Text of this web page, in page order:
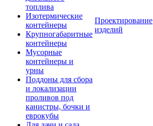
топлива
Изотермические
контейнеры
Крупногабаритные
контейнеры
Мусорные
контейнеры и
урны
Поддоны для сбора
и локализации
проливов под
канистры, бочки и
еврокубы
Проектирование
изделий